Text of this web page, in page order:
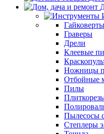
Гайковерты
Граверы
Дрели
Клеевые
Ножницы
Отбойные
Пилы
Пылесосы
Степлеры